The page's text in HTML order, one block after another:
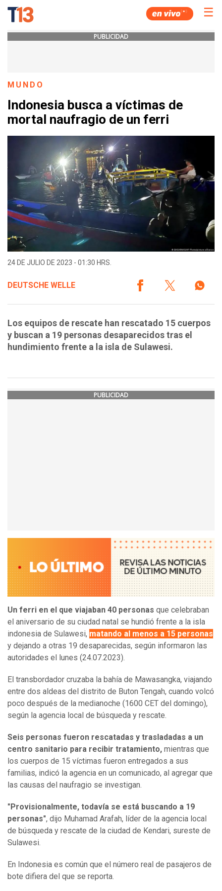
☰
PUBLICIDAD
MUNDO
Indonesia busca a víctimas de
mortal naufragio de un ferri
24 DE JULIO DE 2023 - 01:30 HRS.
DEUTSCHE WELLE
Los equipos de rescate han rescatado 15 cuerpos
y buscan a 19 personas desaparecidos tras el
hundimiento frente a la isla de Sulawesi.
PUBLICIDAD
Un ferri en el que viajaban 40 personas que celebraban
el aniversario de su ciudad natal se hundió frente a la isla
indonesia de Sulawesi, matando al menos a 15 personas
y dejando a otras 19 desaparecidas, según informaron las
autoridades el lunes (24.07.2023).
El transbordador cruzaba la bahía de Mawasangka, viajando
entre dos aldeas del distrito de Buton Tengah, cuando volcó
poco después de la medianoche (1600 CET del domingo),
según la agencia local de búsqueda y rescate.
Seis personas fueron rescatadas y trasladadas a un
centro sanitario para recibir tratamiento, mientras que
los cuerpos de 15 víctimas fueron entregados a sus
familias, indicó la agencia en un comunicado, al agregar que
las causas del naufragio se investigan.
"Provisionalmente, todavía se está buscando a 19
personas", dijo Muhamad Arafah, líder de la agencia local
de búsqueda y rescate de la ciudad de Kendari, sureste de
Sulawesi.
En Indonesia es común que el número real de pasajeros de
bote difiera del que se reporta.